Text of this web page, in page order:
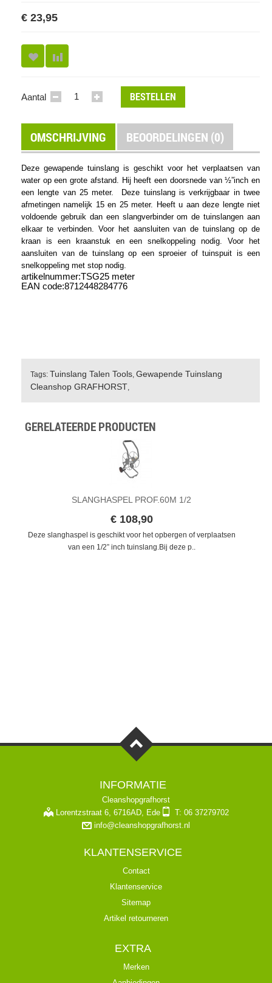
€ 23,95
Aantal BESTELLEN
OMSCHRIJVING BEOORDELINGEN (0)
Deze gewapende tuinslang is geschikt voor het verplaatsen van
water op een grote afstand. Hij heeft een doorsnede van ½”inch en
een lengte van 25 meter. Deze tuinslang is verkrijgbaar in twee
afmetingen namelijk 15 en 25 meter. Heeft u aan deze lengte niet
voldoende gebruik dan een slangverbinder om de tuinslangen aan
elkaar te verbinden. Voor het aansluiten van de tuinslang op de
kraan is een kraanstuk en een snelkoppeling nodig. Voor het
aansluiten van de tuinslang op een sproeier of tuinspuit is een
snelkoppeling met stop nodig.
artikelnummer:TSG25 meter
EAN code:8712448284776
Tags: Tuinslang Talen Tools, Gewapende Tuinslang
Cleanshop GRAFHORST,
GERELATEERDE PRODUCTEN
SLANGHASPEL PROF.60M 1/2
€ 108,90
Deze slanghaspel is geschikt voor het opbergen of verplaatsen
van een 1/2” inch tuinslang.Bij deze p..
INFORMATIE
Cleanshopgrafhorst
Lorentzstraat 6, 6716AD, Ede
T: 06 37279702
info@cleanshopgrafhorst.nl
KLANTENSERVICE
Contact
Klantenservice
Sitemap
Artikel retourneren
EXTRA
Merken